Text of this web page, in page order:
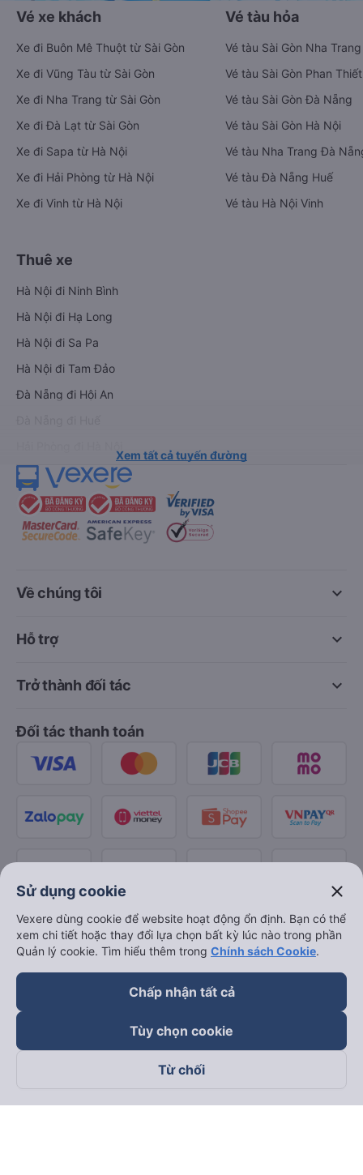
Vé xe khách
Xe đi Buôn Mê Thuột từ Sài Gòn
Xe đi Vũng Tàu từ Sài Gòn
Xe đi Nha Trang từ Sài Gòn
Xe đi Đà Lạt từ Sài Gòn
Xe đi Sapa từ Hà Nội
Xe đi Hải Phòng từ Hà Nội
Xe đi Vinh từ Hà Nội
Vé tàu hỏa
Vé tàu Sài Gòn Nha Trang
Vé tàu Sài Gòn Phan Thiết
Vé tàu Sài Gòn Đà Nẵng
Vé tàu Sài Gòn Hà Nội
Vé tàu Nha Trang Đà
Vé tàu Đà Nẵng Huế
Vé tàu Hà Nội Vinh
Thuê xe
Hà Nội đi Ninh Bình
Hà Nội đi Hạ Long
Hà Nội đi Sa Pa
Hà Nội đi Tam Đảo
Đà Nẵng đi Hội An
Xem tất cả tuyến đường
keyboard_arrow_down
Về chúng tôi
keyboard_arrow_down
Hỗ trợ
keyboard_arrow_down
Trở thành đối tác
Đối tác thanh toán
Theo dõi chúng tôi trên
Sử dụng cookie close
Vexere dùng cookie để website hoạt động ổn định. Bạn có thể
xem chi tiết hoặc thay đổi lựa chọn bất kỳ lúc nào trong phần
Quản lý cookie. Tìm hiểu thêm trong Chính sách Cookie.
Chấp nhận tất cả
Tùy chọn cookie
Từ chối